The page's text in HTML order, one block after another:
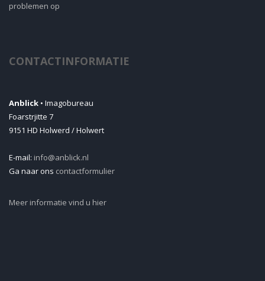
problemen op
CONTACTINFORMATIE
Anblick • Imagobureau
Foarstrjitte 7
9151 HD Holwerd / Holwert
E-mail: info@anblick.nl
Ga naar ons contactformulier
Meer informatie vind u hier